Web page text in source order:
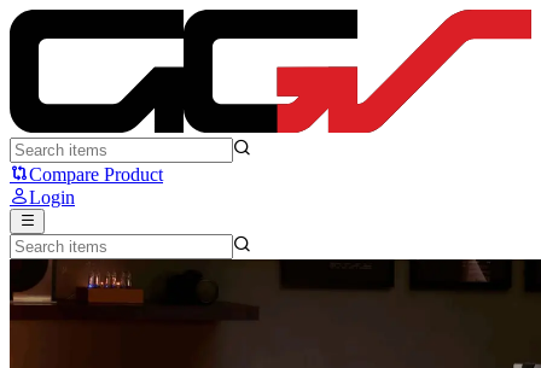
ROG Rilis Dua Monitor Gaming: OLED Ultrawide dan Layar Mini
Compare Product
Login